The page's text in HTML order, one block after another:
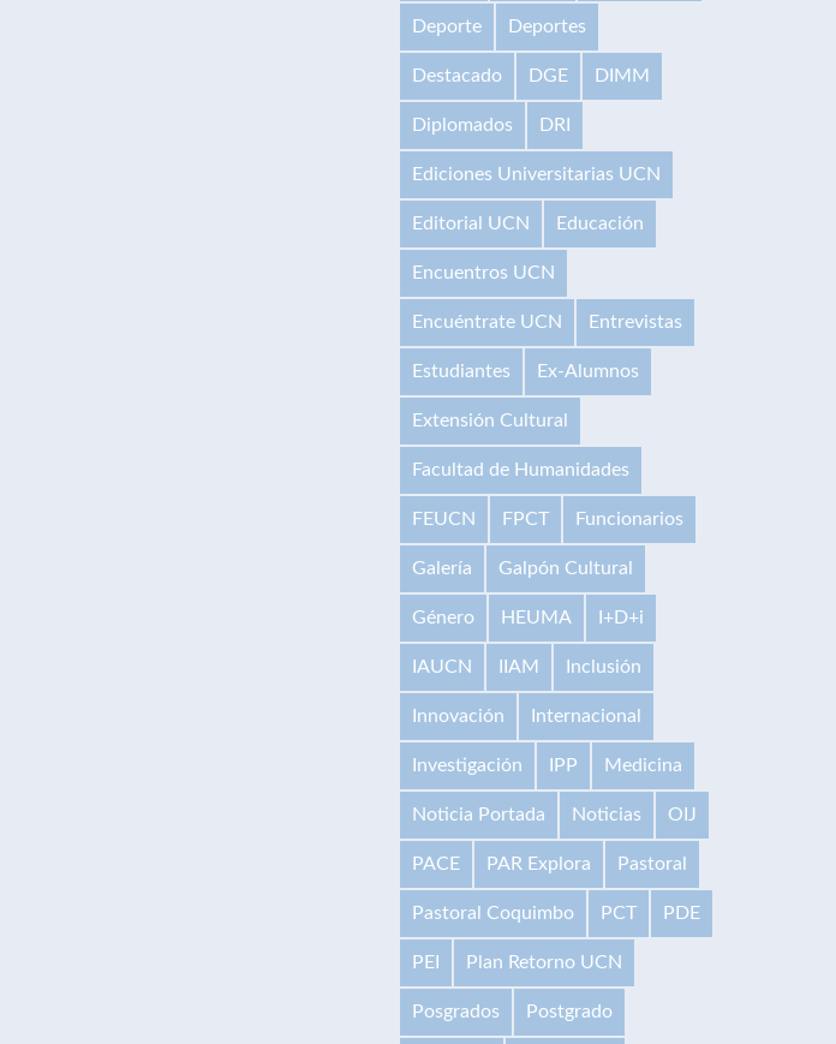
Deporte Deportes
Destacado DGE DIMM
Diplomados DRI
Ediciones Universitarias UCN
Editorial UCN Educación
Encuentros UCN
Encuéntrate UCN Entrevistas
Estudiantes Ex-Alumnos
Extensión Cultural
Facultad de Humanidades
FEUCN FPCT Funcionarios
Galería Galpón Cultural
Género HEUMA I+D+i
IAUCN IIAM Inclusión
Innovación Internacional
Investigación IPP Medicina
Noticia Portada Noticias OIJ
PACE PAR Explora Pastoral
Pastoral Coquimbo PCT PDE
PEI Plan Retorno UCN
Posgrados Postgrado